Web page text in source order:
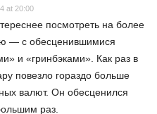
at 20:00
посмотреть на более
— с обесценившимися
и «гринбэками». Как раз в
повезло гораздо больше
валют. Он обесценился
раз.